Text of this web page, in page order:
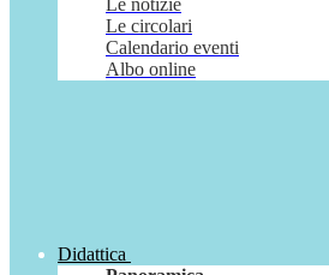
Le notizie
Le circolari
Calendario eventi
Albo online
Didattica